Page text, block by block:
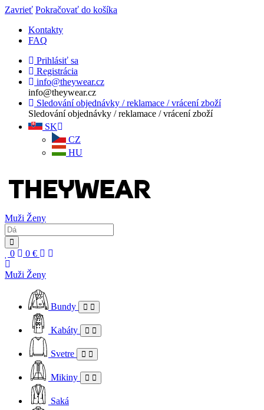
Zavrieť Pokračovať do košíka
Kontakty
FAQ
Prihlásiť sa
Registrácia
info@theywear.cz
info@theywear.cz
Sledování objednávky / reklamace / vrácení zboží
Sledování objednávky / reklamace / vrácení zboží
SK
CZ
HU
Muži Ženy
0 0 €
Muži Ženy
Bundy
Kabáty
Svetre
Mikiny
Saká